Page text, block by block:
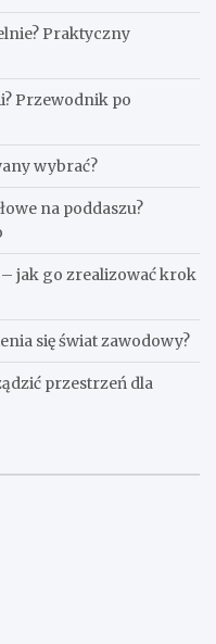
Praktyczny
Przewodnik po
wybrać?
na poddaszu?
jak go zrealizować krok
się świat zawodowy?
przestrzeń dla